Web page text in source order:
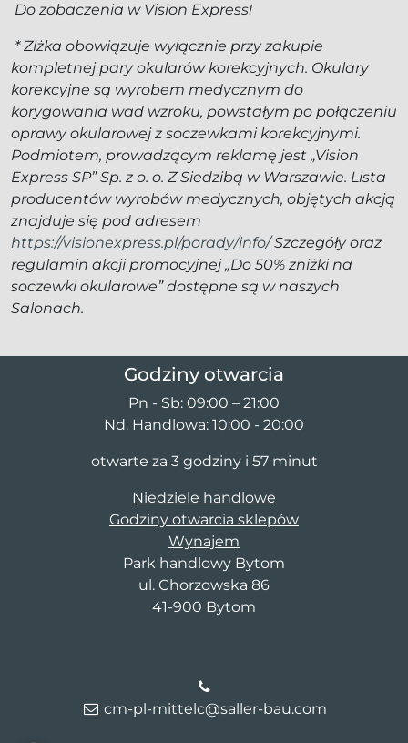
Do zobaczenia w Vision Express!
* Ziżka obowiązuje wyłącznie przy zakupie
kompletnej pary okularów korekcyjnych. Okulary
korekcyjne są wyrobem medycznym do
korygowania wad wzroku, powstałym po połączeniu
oprawy okularowej z soczewkami korekcyjnymi.
Podmiotem, prowadzącym reklamę jest „Vision
Express SP” Sp. z o. o. Z Siedzibą w Warszawie. Lista
producentów wyrobów medycznych, objętych akcją
znajduje się pod adresem
https://visionexpress.pl/porady/info/Szczegóły oraz
regulamin akcji promocyjnej „Do 50% zniżki na
soczewki okularowe” dostępne są w naszych
Salonach.
Godziny otwarcia
Pn - Sb: 09:00 – 21:00
Nd. Handlowa: 10:00 - 20:00
otwarte za 3 godziny i 57 minut
Niedziele handlowe
Godziny otwarcia sklepów
Wynajem
Park handlowy Bytom
ul. Chorzowska 86
41-900 Bytom
cm-pl-mittelc@saller-bau.com